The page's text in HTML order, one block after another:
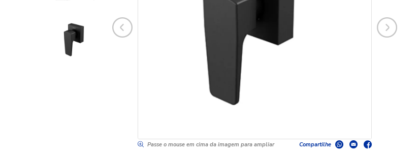
Passe o mouse em cima da imagem para ampliar Compartilhe